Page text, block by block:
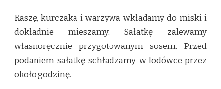
Kaszę, kurczaka i warzywa wkładamy do miski i
dokładnie mieszamy. Sałatkę zalewamy
własnoręcznie przygotowanym sosem. Przed
podaniem sałatkę schładzamy w lodówce przez
około godzinę.